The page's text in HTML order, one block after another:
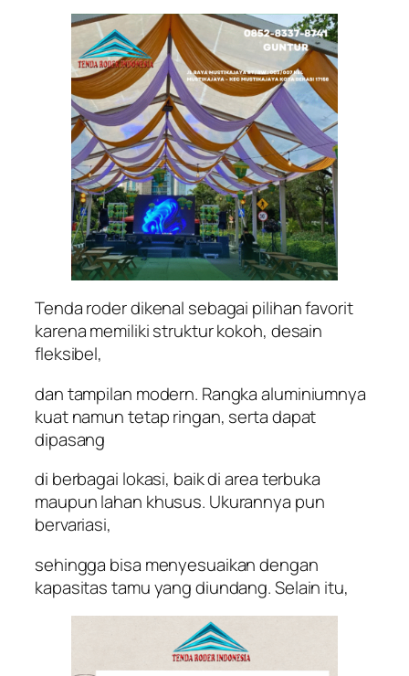
Tenda roder dikenal sebagai pilihan favorit
karena memiliki struktur kokoh, desain
fleksibel,
dan tampilan modern. Rangka aluminiumnya
kuat namun tetap ringan, serta dapat
dipasang
di berbagai lokasi, baik di area terbuka
maupun lahan khusus. Ukurannya pun
bervariasi,
sehingga bisa menyesuaikan dengan
kapasitas tamu yang diundang. Selain itu,